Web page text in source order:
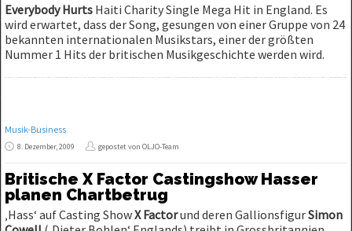
Everybody Hurts Haiti Charity Single Mega Hit in England. Es
wird erwartet, dass der Song, gesungen von einer Gruppe von 24
bekannten internationalen Musikstars, einer der größten
Nummer 1 Hits der britischen Musikgeschichte werden wird.
Musik-Business
8. Dezember, 2009 gepostet von OLJO-Team
Britische X Factor Castingshow Hasser
planen Chartbetrug
‚Hass‘ auf Casting ShowX Factorund deren GallionsfigurSimon